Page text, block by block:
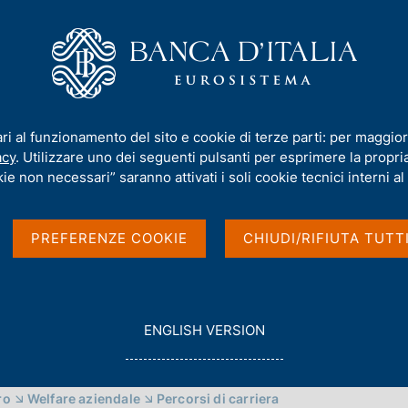
Compiti Servizi al cittadino
Welfare aziendale Percorsi di carriera
al funzionamento del sito e cookie di terze parti: per
. Utilizzare uno dei seguenti pulsanti per esprimere la
non necessari” saranno attivati i soli cookie tecnici interni al
PREFERENZE COOKIE CHIUDI/RIFIUTA
G
O
ENGLISH VERSION